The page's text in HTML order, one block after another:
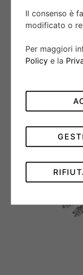
Il consenso è
modificato o
Per maggiori
Policy e la